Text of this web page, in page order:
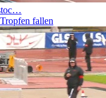
fallen